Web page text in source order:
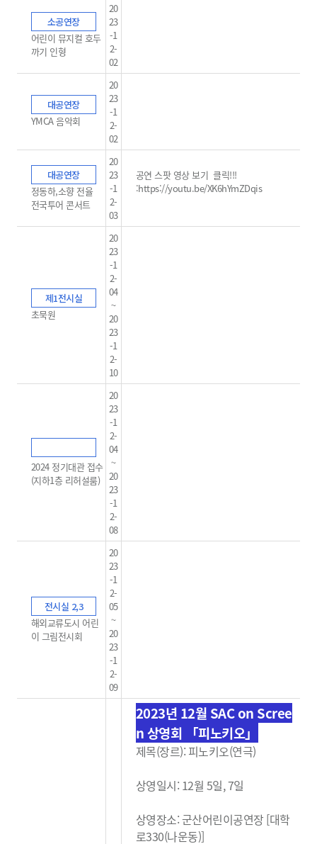
소공연장
어린이 뮤지컬 호두
까기 인형
20
23
-1
2-
02
대공연장
YMCA 음악회
20
23
-1
2-
02
대공연장
정동하,소향 전율
전국투어 콘서트
20
23
-1
2-
03
공연 스팟 영상 보기 클릭!!!
:https://youtu.be/XK6hYmZDqis
제1전시실
초묵원
20
23
-1
2-
04
~
20
23
-1
2-
10
2024 정기대관 접수
(지하1층 리허설룸)
20
23
-1
2-
04
~
20
23
-1
2-
08
전시실 2,3
해외교류도시 어린
이 그림전시회
20
23
-1
2-
05
~
20
23
-1
2-
09
2023년 12월 SAC on Scree
n 상영회 「피노키오」
제목(장르): 피노키오(연극)
상영일시: 12월 5일, 7일
상영장소: 군산어린이공연장 [대학
로330(나운동)]